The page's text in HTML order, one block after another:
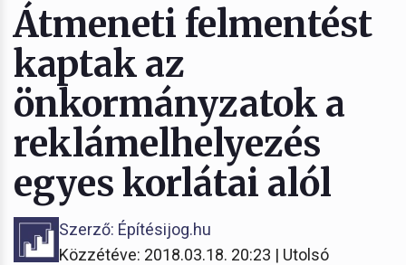
Átmeneti felmentést
kaptak az
önkormányzatok a
reklámelhelyezés
egyes korlátai alól
Szerző: Építésijog.hu
Közzétéve: 2018.03.18. 20:23 | Utolsó